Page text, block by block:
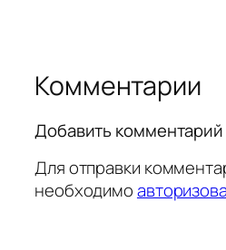
Комментарии
Добавить комментарий
Для отправки
необходимо